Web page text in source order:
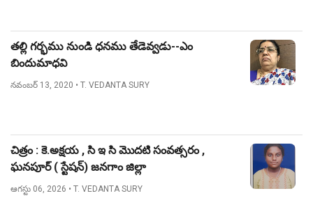
తల్లి గర్భము నుండి ధనము తేడెవ్వడు--ఎం
బిందుమాధవి
నవంబర్ 13, 2020 • T. VEDANTA SURY
చిత్రం : కె.అక్షయ , సి ఇ సి మొదటి సంవత్సరం ,
ఘనపూర్ ( స్టేషన్) జనగాం జిల్లా
ఆగస్టు 06, 2026 • T. VEDANTA SURY